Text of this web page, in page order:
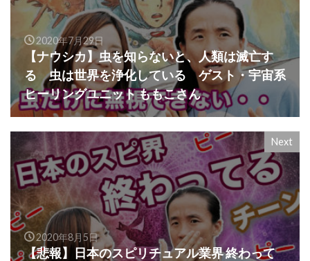
2020年7月29日
【ナウシカ】虫を知らないと、人類は滅亡す
る 虫は世界を浄化している ゲスト・宇宙系
ヒーリングユニット ももこさん
Next
2020年8月5日
【悲報】日本のスピリチュアル業界 終わって